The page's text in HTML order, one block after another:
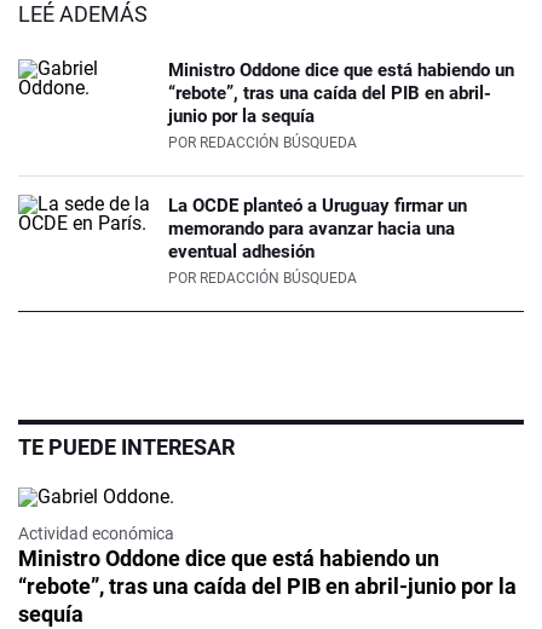
LEÉ ADEMÁS
Ministro Oddone dice que está habiendo un
“rebote”, tras una caída del PIB en abril-
junio por la sequía
POR REDACCIÓN BÚSQUEDA
La OCDE planteó a Uruguay firmar un
memorando para avanzar hacia una
eventual adhesión
POR REDACCIÓN BÚSQUEDA
TE PUEDE INTERESAR
Actividad económica
Ministro Oddone dice que está habiendo un
“rebote”, tras una caída del PIB en abril-junio por la
sequía